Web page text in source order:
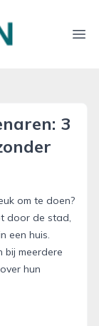
3
om te doen?
door de stad,
een huis.
bij meerdere
hun